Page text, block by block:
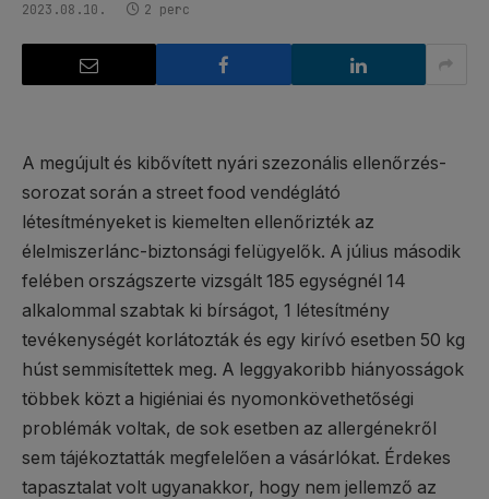
2023.08.10.
2 perc
A megújult és kibővített nyári szezonális ellenőrzés-
sorozat során a street food vendéglátó
létesítményeket is kiemelten ellenőrizték az
élelmiszerlánc-biztonsági felügyelők. A július második
felében országszerte vizsgált 185 egységnél 14
alkalommal szabtak ki bírságot, 1 létesítmény
tevékenységét korlátozták és egy kirívó esetben 50 kg
húst semmisítettek meg. A leggyakoribb hiányosságok
többek közt a higiéniai és nyomonkövethetőségi
problémák voltak, de sok esetben az allergénekről
sem tájékoztatták megfelelően a vásárlókat. Érdekes
tapasztalat volt ugyanakkor, hogy nem jellemző az